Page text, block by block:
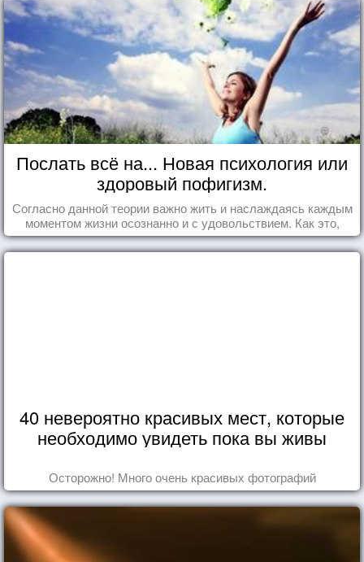
Послать всё на... Новая психология или
здоровый пофигизм.
Согласно данной теории важно жить и наслаждаясь каждым
моментом жизни осознанно и с удовольствием. Как это,
попробуем разобраться на реальных примерах.
40 невероятно красивых мест, которые
необходимо увидеть пока вы живы
Осторожно! Много очень красивых фотографий